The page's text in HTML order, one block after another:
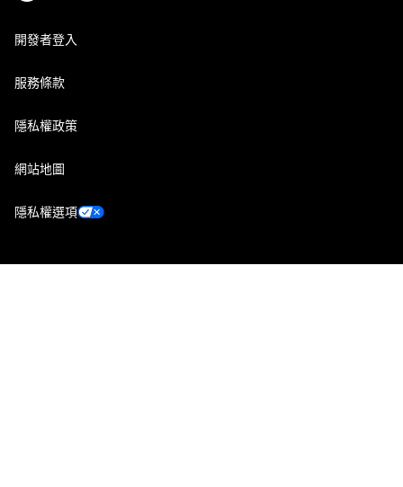
開發者登入
服務條款
隱私權政策
網站地圖
隱私權選項